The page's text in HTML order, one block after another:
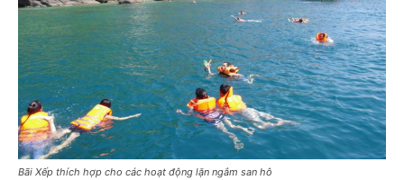
Bãi Xếp thích hợp cho các hoạt động lặn ngắm san hô